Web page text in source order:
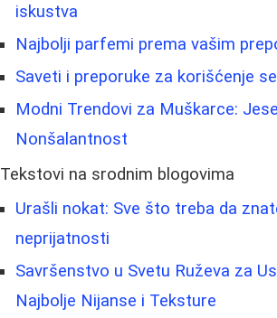
iskustva
Najbolji parfemi prema vašim
Saveti i preporuke za korišćenje
Modni Trendovi za Muškarce:
Nonšalantnost
Tekstovi na srodnim blogovima
Urašli nokat: Sve što treba da
neprijatnosti
Savršenstvo u Svetu Ruževa za
Najbolje Nijanse i Teksture